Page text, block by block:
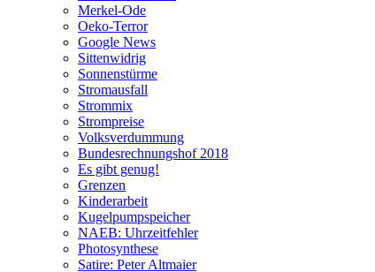
Merkel-Ode
Oeko-Terror
Google News
Sittenwidrig
Sonnenstürme
Stromausfall
Strommix
Strompreise
Volksverdummung
Bundesrechnungshof 2018
Es gibt genug!
Grenzen
Kinderarbeit
Kugelpumpspeicher
NAEB: Uhrzeitfehler
Photosynthese
Satire: Peter Altmaier